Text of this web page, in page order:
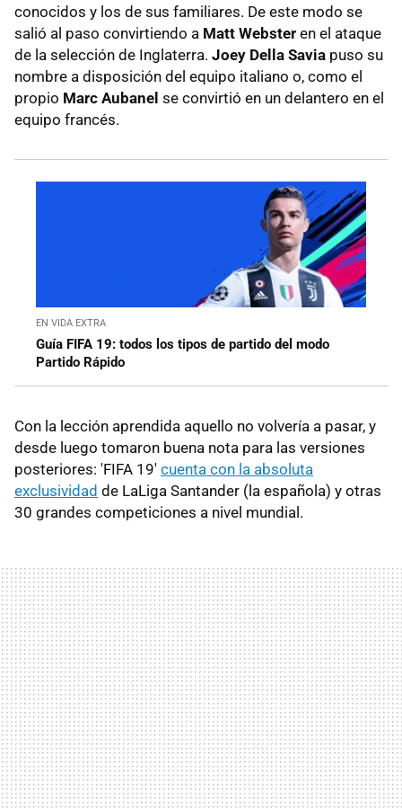
conocidos y los de sus familiares. De este modo se
salió al paso convirtiendo a Matt Webster en el ataque
de la selección de Inglaterra. Joey Della Savia puso su
nombre a disposición del equipo italiano o, como el
propio Marc Aubanel se convirtió en un delantero en el
equipo francés.
EN VIDA EXTRA
Guía FIFA 19: todos los tipos de partido del modo
Partido Rápido
Con la lección aprendida aquello no volvería a pasar, y
desde luego tomaron buena nota para las versiones
posteriores: 'FIFA 19' cuenta con la absoluta
exclusividad de LaLiga Santander (la española) y otras
30 grandes competiciones a nivel mundial.